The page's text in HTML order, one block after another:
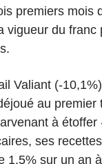
premiers mois
vigueur du franc
Valiant (-
au
à
ses
1,5% sur un an